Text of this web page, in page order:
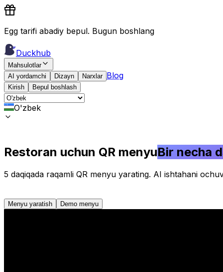
Egg tarifi abadiy bepul. Bugun boshlang
Duckhub
Mahsulotlar
AI yordamchi
Dizayn Narxlar Blog
Kirish Bepul boshlash
O'zbek
Restoran uchun QR menyuBir necha
5 daqiqada raqamli QR menyu yarating. AI ishtahani
Menyu yaratish Demo menyu
Menyu yaratish Demo menyu